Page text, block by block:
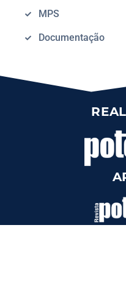
MPS
Documentação